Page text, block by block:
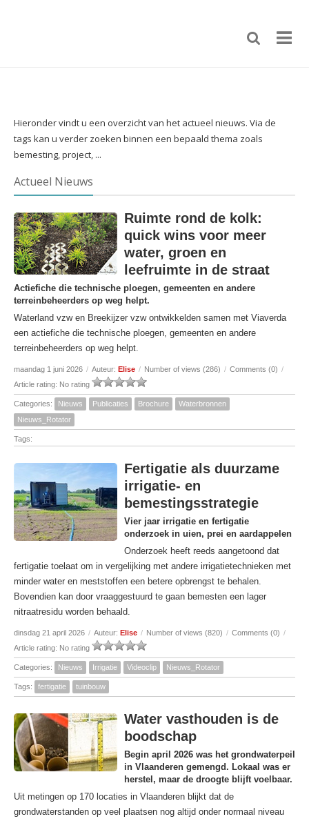
Hieronder vindt u een overzicht van het actueel nieuws. Via de
tags kan u verder zoeken binnen een bepaald thema zoals
bemesting, project, ...
Actueel Nieuws
Ruimte rond de kolk:
quick wins voor meer
water, groen en
leefruimte in de straat
Actiefiche die technische ploegen, gemeenten en andere
terreinbeheerders op weg helpt.
Waterland vzw en Breekijzer vzw ontwikkelden samen met Viaverda
een actiefiche die technische ploegen, gemeenten en andere
terreinbeheerders op weg helpt.
maandag 1 juni 2026 / Auteur: Elise / Number of views (286) / Comments (0) /
Article rating: No rating
Categories: Nieuws Publicaties Brochure
Waterbronnen
Nieuws_Rotator
Tags:
Fertigatie als duurzame
irrigatie- en
bemestingsstrategie
Vier jaar irrigatie en fertigatie
onderzoek in uien, prei en aardappelen
Onderzoek heeft reeds aangetoond dat
fertigatie toelaat om in vergelijking met andere irrigatietechnieken met
minder water en meststoffen een betere opbrengst te behalen.
Bovendien kan door vraaggestuurd te gaan bemesten een lager
nitraatresidu worden behaald.
dinsdag 21 april 2026 / Auteur: Elise / Number of views (820) / Comments (0) /
Article rating: No rating
Categories: Nieuws Irrigatie Videoclip Nieuws_Rotator
Tags: fertigatie tuinbouw
Water vasthouden is de
boodschap
Begin april 2026 was het grondwaterpeil
in Vlaanderen gemengd. Lokaal was er
herstel, maar de droogte blijft voelbaar.
Uit metingen op 170 locaties in Vlaanderen blijkt dat de
grondwaterstanden op veel plaatsen nog altijd onder normaal niveau